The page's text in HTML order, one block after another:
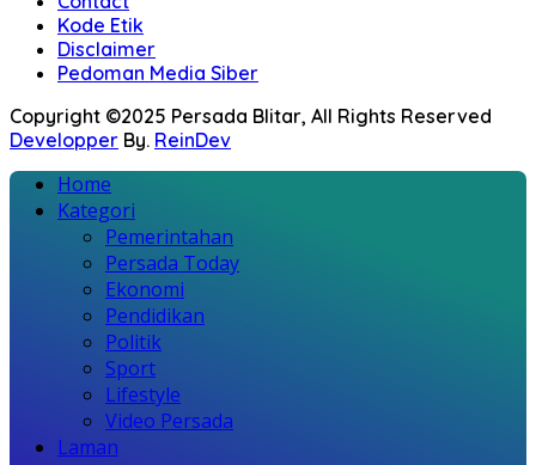
Kode Etik
Disclaimer
Pedoman Media Siber
Copyright ©2025 Persada Blitar, All Rights Reserved
Developper By. ReinDev
Home
Kategori
Pemerintahan
Persada Today
Ekonomi
Pendidikan
Politik
Sport
Lifestyle
Video Persada
Laman